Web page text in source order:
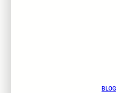
BLOG